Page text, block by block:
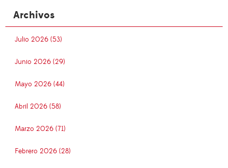
Archivos
Julio 2026 (53)
Junio 2026 (29)
Mayo 2026 (44)
Abril 2026 (58)
Marzo 2026 (71)
Febrero 2026 (28)